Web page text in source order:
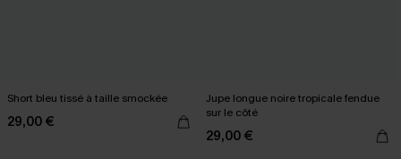
Short bleu tissé à taille smockée
29,00 €
Jupe longue noire tropicale fendue
sur le côté
29,00 €